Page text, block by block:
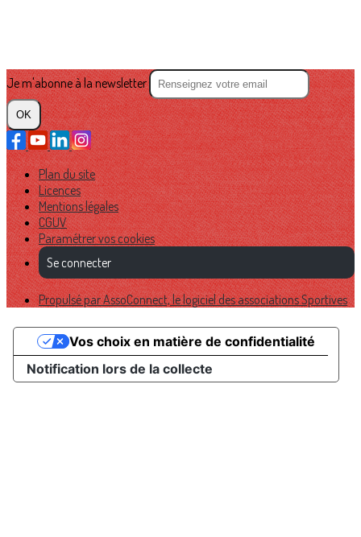
Je m'abonne à la newsletter
OK
Plan du site
Licences
Mentions légales
CGUV
Paramétrer vos cookies
Se connecter
Propulsé par AssoConnect, le logiciel des associations Sportives
Notification lors de la collecte
Vos choix en matière de confidentialité